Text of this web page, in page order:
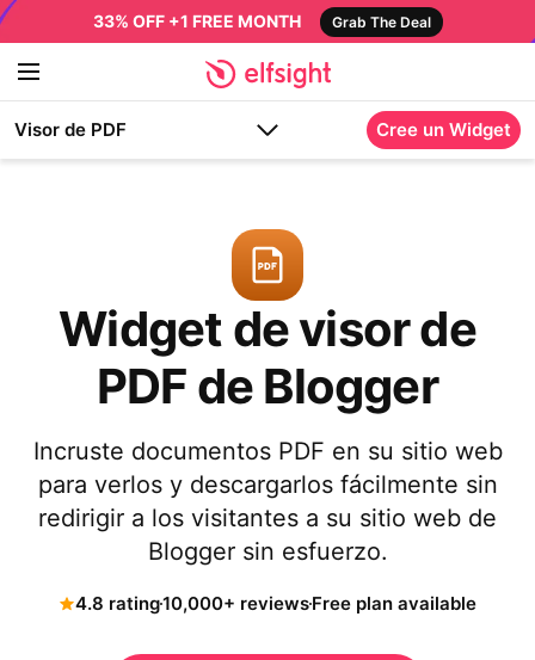
33% OFF +1 FREE MONTH Grab The Deal
Visor de PDF Cree un Widget
Widget de visor de
PDF de Blogger
Incruste documentos PDF en su sitio web
para verlos y descargarlos fácilmente sin
redirigir a los visitantes a su sitio web de
Blogger sin esfuerzo.
4.8 rating10,000+ reviewsFree plan available